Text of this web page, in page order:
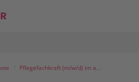
Pflegefachkraft (m/w/d) im ambulanten Pflegedienst Neuzelle - Versorgungsgebiet Ziltendorf